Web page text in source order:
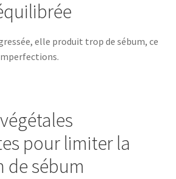
elle produit trop de sébum, ce
pour limiter la
sébum